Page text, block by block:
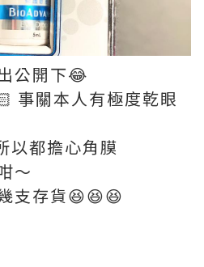
公開下😂
事關本人有極度乾眼
以都擔心角膜
～
支存貨😆😆😆